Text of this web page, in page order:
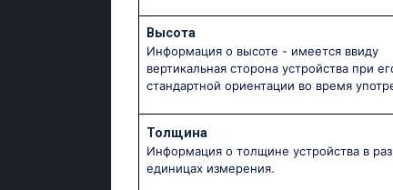
Высота
Информация о высоте - имеется ввиду
вертикальная сторона устройства при
стандартной ориентации во время
Толщина
Информация о толщине устройства в
единицах измерения.